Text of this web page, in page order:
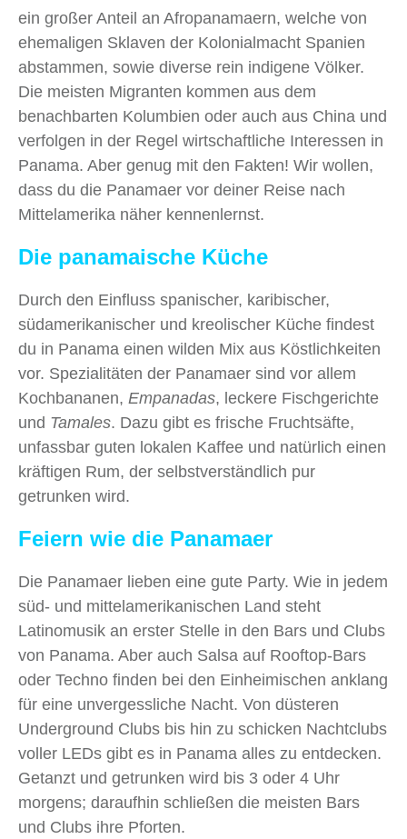
ein großer Anteil an Afropanamaern, welche von
ehemaligen Sklaven der Kolonialmacht Spanien
abstammen, sowie diverse rein indigene Völker.
Die meisten Migranten kommen aus dem
benachbarten Kolumbien oder auch aus China und
verfolgen in der Regel wirtschaftliche Interessen in
Panama. Aber genug mit den Fakten! Wir wollen,
dass du die Panamaer vor deiner Reise nach
Mittelamerika näher kennenlernst.
Die panamaische Küche
Durch den Einfluss spanischer, karibischer,
südamerikanischer und kreolischer Küche findest
du in Panama einen wilden Mix aus Köstlichkeiten
vor. Spezialitäten der Panamaer sind vor allem
Kochbananen, Empanadas, leckere Fischgerichte
und Tamales. Dazu gibt es frische Fruchtsäfte,
unfassbar guten lokalen Kaffee und natürlich einen
kräftigen Rum, der selbstverständlich pur
getrunken wird.
Feiern wie die Panamaer
Die Panamaer lieben eine gute Party. Wie in jedem
süd- und mittelamerikanischen Land steht
Latinomusik an erster Stelle in den Bars und Clubs
von Panama. Aber auch Salsa auf Rooftop-Bars
oder Techno finden bei den Einheimischen anklang
für eine unvergessliche Nacht. Von düsteren
Underground Clubs bis hin zu schicken Nachtclubs
voller LEDs gibt es in Panama alles zu entdecken.
Getanzt und getrunken wird bis 3 oder 4 Uhr
morgens; daraufhin schließen die meisten Bars
und Clubs ihre Pforten.